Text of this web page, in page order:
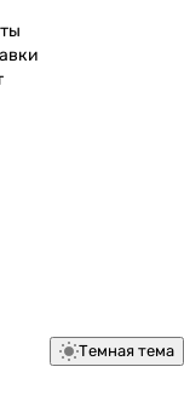
Темная тема